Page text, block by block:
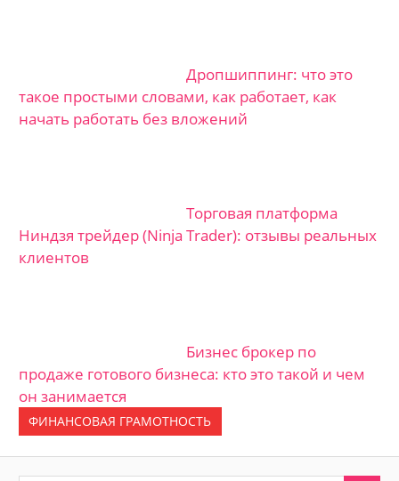
Дропшиппинг: что это
такое простыми словами, как работает, как
начать работать без вложений
Торговая платформа
Ниндзя трейдер (Ninja Trader): отзывы реальных
клиентов
Бизнес брокер по
продаже готового бизнеса: кто это такой и чем
он занимается
ФИНАНСОВАЯ ГРАМОТНОСТЬ